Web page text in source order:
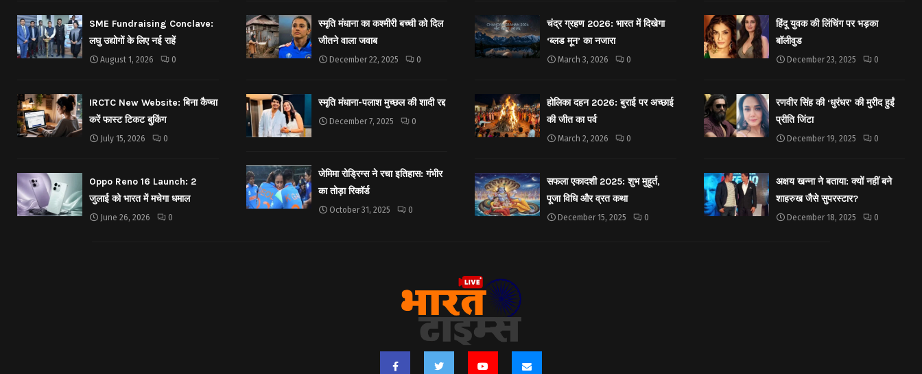
SME Fundraising Conclave:
लघु उद्योगों के लिए नई राहें
August 1, 2026 0
IRCTC New Website: बिना कैप्चा
करें फास्ट टिकट बुकिंग
July 15, 2026 0
Oppo Reno 16 Launch: 2
जुलाई को भारत में मचेगा धमाल
June 26, 2026 0
स्मृति मंधाना का कश्मीरी बच्ची को दिल
जीतने वाला जवाब
December 22, 2025 0
स्मृति मंधाना-पलाश मुच्छल की शादी रद्द
December 7, 2025 0
जेमिमा रोड्रिग्स ने रचा इतिहास: गंभीर
का तोड़ा रिकॉर्ड
October 31, 2025 0
चंद्र ग्रहण 2026: भारत में दिखेगा
‘ब्लड मून’ का नजारा
March 3, 2026 0
होलिका दहन 2026: बुराई पर अच्छाई
की जीत का पर्व
March 2, 2026 0
सफला एकादशी 2025: शुभ मुहूर्त,
पूजा विधि और व्रत कथा
December 15, 2025 0
हिंदू युवक की लिंचिंग पर भड़का
बॉलीवुड
December 23, 2025 0
रणवीर सिंह की ‘धुरंधर’ की मुरीद हुईं
प्रीति जिंटा
December 19, 2025 0
अक्षय खन्ना ने बताया: क्यों नहीं बने
शाहरुख जैसे सुपरस्टार?
December 18, 2025 0